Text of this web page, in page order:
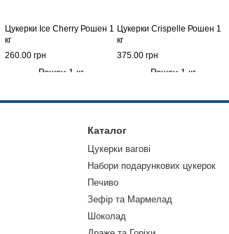
Цукерки Ice Cherry Рошен 1
кг
260.00 грн
Цукерки Crispelle Рошен 1
кг
375.00 грн
Каталог
Цукерки вагові
Набори подарункових цукерок
Печиво
Зефір та Мармелад
Шоколад